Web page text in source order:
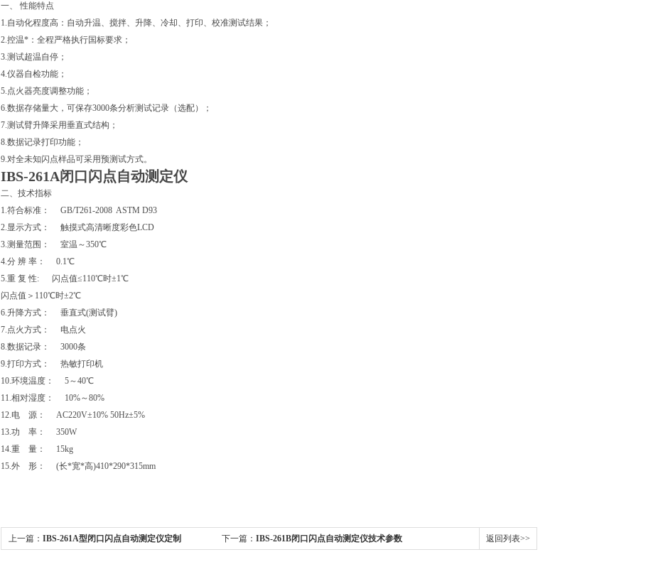
一、 性能特点
1.自动化程度高：自动升温、搅拌、升降、冷却、打印、校准测试结果；
2.控温*：全程严格执行国标要求；
3.测试超温自停；
4.仪器自检功能；
5.点火器亮度调整功能；
6.数据存储量大，可保存3000条分析测试记录（选配）；
7.测试臂升降采用垂直式结构；
8.数据记录打印功能；
9.对全未知闪点样品可采用预测试方式。
IBS-261A闭口闪点自动测定仪
二、技术指标
1.符合标准： GB/T261-2008 ASTM D93
2.显示方式： 触摸式高清晰度彩色LCD
3.测量范围： 室温～350℃
4.分 辨 率： 0.1℃
5.重 复 性: 闪点值≤110℃时±1℃
闪点值＞110℃时±2℃
6.升降方式： 垂直式(测试臂)
7.点火方式： 电点火
8.数据记录： 3000条
9.打印方式： 热敏打印机
10.环境温度： 5～40℃
11.相对湿度： 10%～80%
12.电 源： AC220V±10% 50Hz±5%
13.功 率： 350W
14.重 量： 15kg
15.外 形： (长*宽*高)410*290*315mm
上一篇： IBS-261A型闭口闪点自动测定仪定制 下一篇： IBS-261B闭口闪点自动测定仪技术参数 返回列表>>